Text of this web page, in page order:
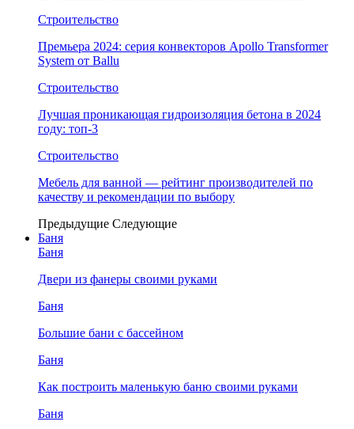
Строительство
Премьера 2024: серия конвекторов Apollo Transformer
System от Ballu
Строительство
Лучшая проникающая гидроизоляция бетона в 2024
году: топ-3
Строительство
Мебель для ванной — рейтинг производителей по
качеству и рекомендации по выбору
Предыдущие Следующие
Баня
Баня
Двери из фанеры своими руками
Баня
Большие бани с бассейном
Баня
Как построить маленькую баню своими руками
Баня